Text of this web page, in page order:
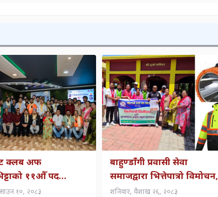
क्लब अफ
११औँ पद
तथा पदस्थापन
१०, २०८३
बाहुण्डाँगी प्रवासी सेवा
समाजद्वारा भित्तेपात्रो विमोचन,
हात्तीपीडितलाई टर्चलाइट
शनिवार, वैशाख २६, २०८३